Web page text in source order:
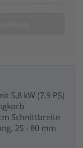
5,8 kW (7,9 PS)
Schnittbreite
25 - 80 mm